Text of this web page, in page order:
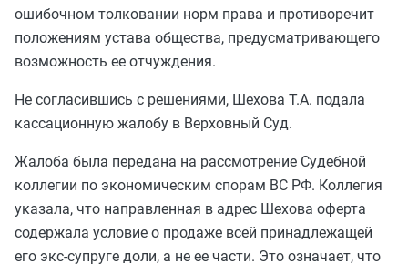
ошибочном толковании норм права и противоречит
положениям устава общества, предусматривающего
возможность ее отчуждения.
Не согласившись с решениями, Шехова Т.А. подала
кассационную жалобу в Верховный Суд.
Жалоба была передана на рассмотрение Судебной
коллегии по экономическим спорам ВС РФ. Коллегия
указала, что направленная в адрес Шехова оферта
содержала условие о продаже всей принадлежащей
его экс-супруге доли, а не ее части. Это означает, что